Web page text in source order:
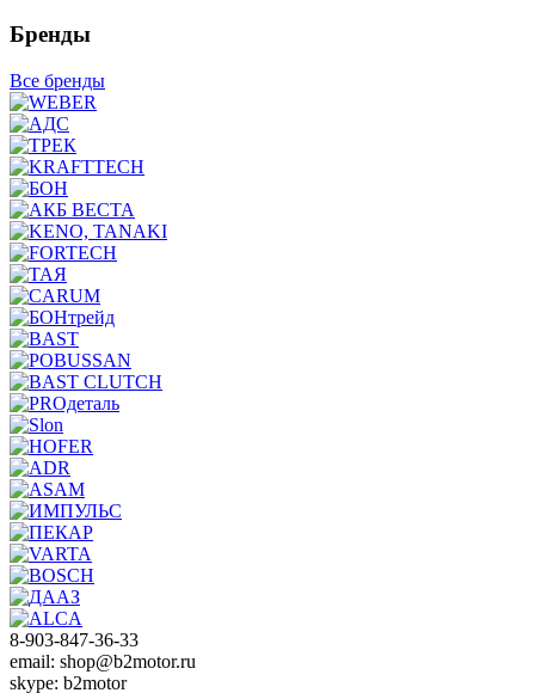
Бренды
Все бренды
8-903-847-36-33
email: shop@b2motor.ru
skype: b2motor